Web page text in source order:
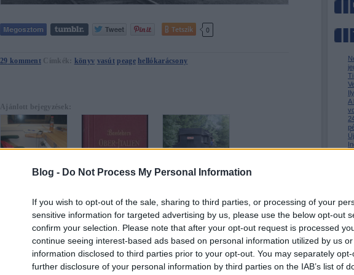
Blog - Do Not Process My Personal Information
If you wish to opt-out of the sale, sharing to third parties, or processing of your
sensitive information for targeted advertising by us, please use the below opt-out
confirm your selection. Please note that after your opt-out request is processed
continue seeing interest-based ads based on personal information utilized by us
information disclosed to third parties prior to your opt-out. You may separately
further disclosure of your personal information by third parties on the IAB’s list of
A
» Az
»
»
Tetszik 0
29 komment Címkék: könyv vasút peage hellókarácsony
Ajánlott bejegyzések:
járt az
útikönyvszerző
erdőben - NKPK
86.